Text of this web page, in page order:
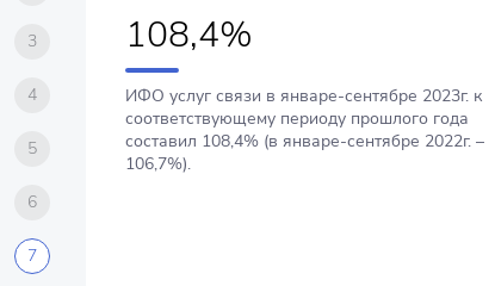
3
4
5
6
7
108,4%
ИФО услуг связи в январе-сентябре 2023г. к
соответствующему периоду прошлого года
составил 108,4% (в январе-сентябре 2022г. –
106,7%).